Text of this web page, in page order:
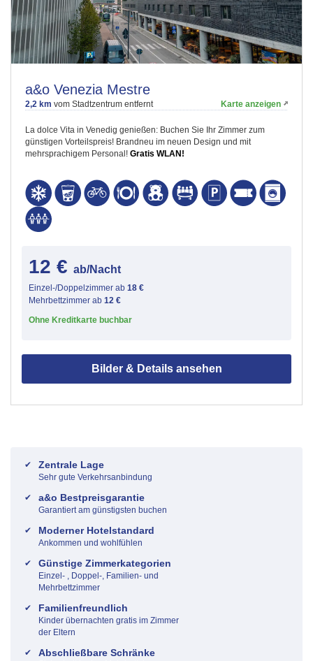
a&o Venezia Mestre
2,2 km vom Stadtzentrum entfernt Karte anzeigen
La dolce Vita in Venedig genießen: Buchen Sie Ihr Zimmer zum
günstigen Vorteilspreis! Brandneu im neuen Design und mit
mehrsprachigem Personal! Gratis WLAN!
12 € ab/Nacht
Einzel-/Doppelzimmer ab 18 €
Mehrbettzimmer ab 12 €
Ohne Kreditkarte buchbar
Bilder & Details ansehen
Zentrale Lage
Sehr gute Verkehrsanbindung
a&o Bestpreisgarantie
Garantiert am günstigsten buchen
Moderner Hotelstandard
Ankommen und wohlfühlen
Günstige Zimmerkategorien
Einzel- , Doppel-, Familien- und
Mehrbettzimmer
Familienfreundlich
Kinder übernachten gratis im Zimmer
der Eltern
Abschließbare Schränke